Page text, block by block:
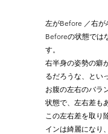
左がBefore ／右が
Beforeの状態では
す。
右半身の姿勢の癖
るだろうな、とい
お腹の左右のバラ
状態で、左右差も
この左右差を取り
インは綺麗になり